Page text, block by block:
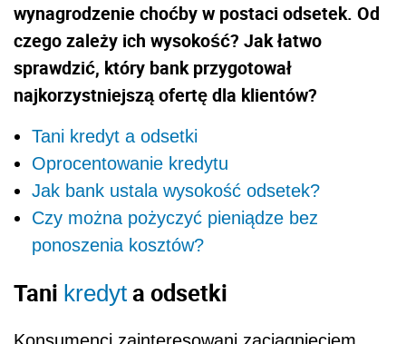
wynagrodzenie choćby w postaci odsetek. Od
czego zależy ich wysokość? Jak łatwo
sprawdzić, który bank przygotował
najkorzystniejszą ofertę dla klientów?
Tani kredyt a odsetki
Oprocentowanie kredytu
Jak bank ustala wysokość odsetek?
Czy można pożyczyć pieniądze bez
ponoszenia kosztów?
Tani kredyt a odsetki